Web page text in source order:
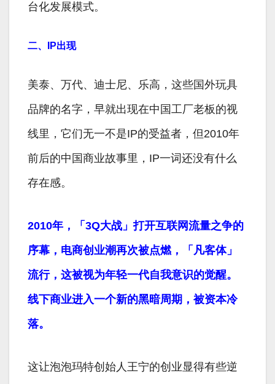
台化发展模式。
二、IP出现
美泰、万代、迪士尼、乐高，这些国外玩具
品牌的名字，早就出现在中国工厂老板的视
线里，它们无一不是IP的受益者，但2010年
前后的中国商业故事里，IP一词还没有什么
存在感。
2010年，「3Q大战」打开互联网流量之争的
序幕，电商创业潮再次被点燃，「凡客体」
流行，这被视为年轻一代自我意识的觉醒。
线下商业进入一个新的黑暗周期，被资本冷
落。
这让泡泡玛特创始人王宁的创业显得有些逆